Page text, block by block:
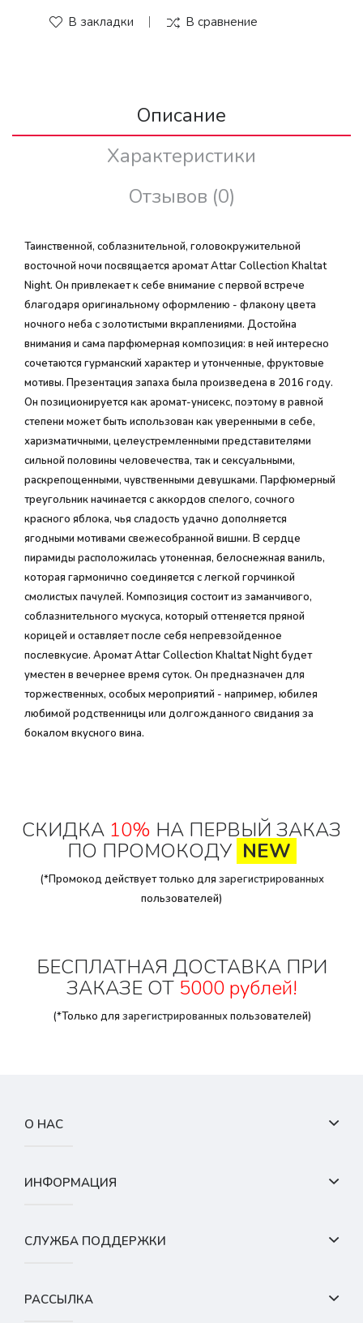
В закладки В сравнение
Описание
Характеристики
Отзывов (0)
Таинственной, соблазнительной, головокружительной
восточной ночи посвящается аромат Attar Collection Khaltat
Night. Он привлекает к себе внимание с первой встрече
благодаря оригинальному оформлению - флакону цвета
ночного неба с золотистыми вкраплениями. Достойна
внимания и сама парфюмерная композиция: в ней интересно
сочетаются гурманский характер и утонченные, фруктовые
мотивы. Презентация запаха была произведена в 2016 году.
Он позиционируется как аромат-унисекс, поэтому в равной
степени может быть использован как уверенными в себе,
харизматичными, целеустремленными представителями
сильной половины человечества, так и сексуальными,
раскрепощенными, чувственными девушками. Парфюмерный
треугольник начинается с аккордов спелого, сочного
красного яблока, чья сладость удачно дополняется
ягодными мотивами свежесобранной вишни. В сердце
пирамиды расположилась утоненная, белоснежная ваниль,
которая гармонично соединяется с легкой горчинкой
смолистых пачулей. Композиция состоит из заманчивого,
соблазнительного мускуса, который оттеняется пряной
корицей и оставляет после себя непревзойденное
послевкусие. Аромат Attar Collection Khaltat Night будет
уместен в вечернее время суток. Он предназначен для
торжественных, особых мероприятий - например, юбилея
любимой родственницы или долгожданного свидания за
бокалом вкусного вина.
СКИДКА 10% НА ПЕРВЫЙ ЗАКАЗ
ПО ПРОМОКОДУ NEW
(*Промокод действует только для зарегистрированных
пользователей)
БЕСПЛАТНАЯ ДОСТАВКА ПРИ
ЗАКАЗЕ ОТ 5000 рублей!
(*Только для зарегистрированныхпользователей)
О НАС
ИНФОРМАЦИЯ
СЛУЖБА ПОДДЕРЖКИ
РАССЫЛКА